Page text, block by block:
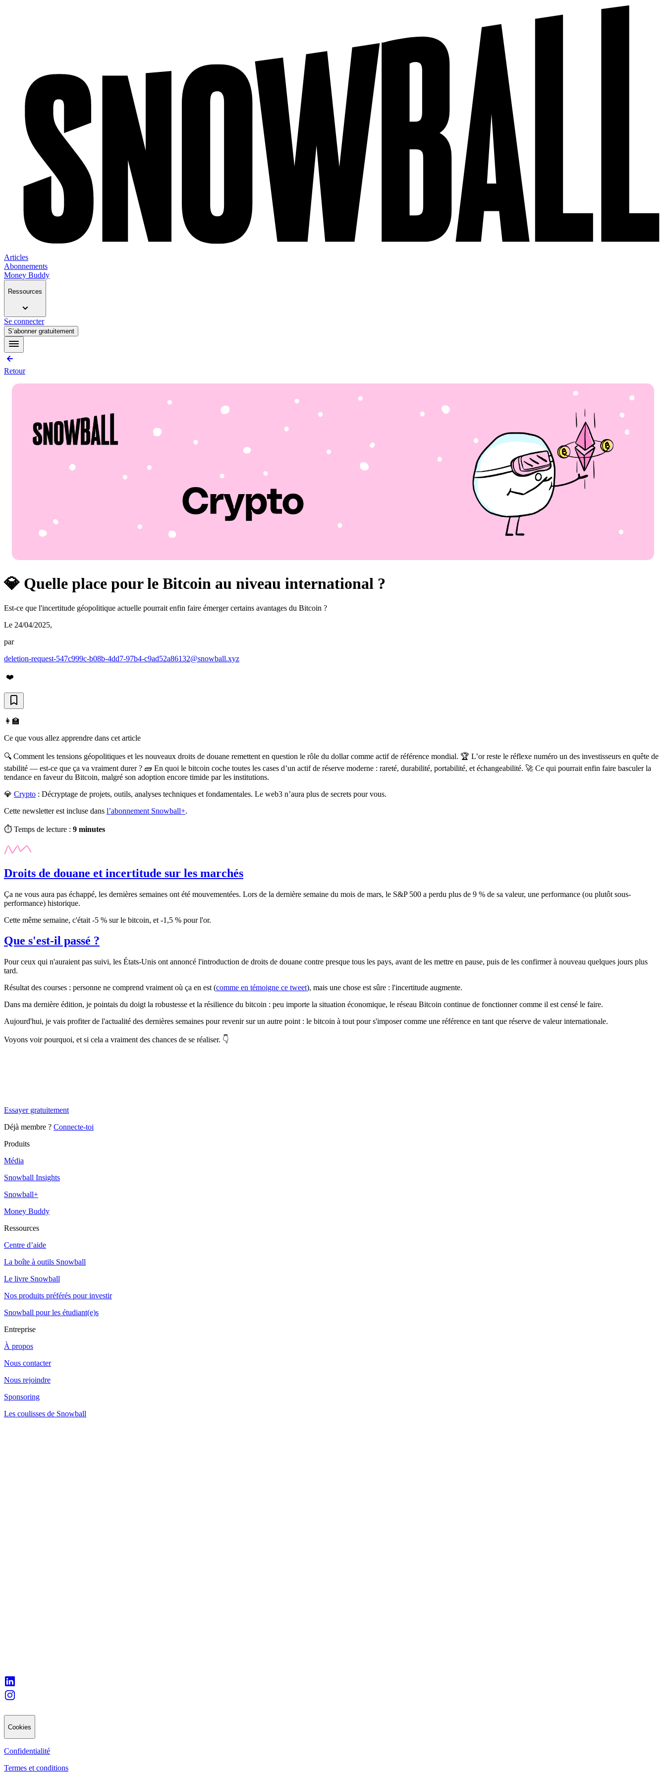
Articles
Abonnements
Money Buddy
Ressources
Se connecter
S’abonner gratuitement
Retour
💎 Quelle place pour le Bitcoin au niveau international ?
Est-ce que l'incertitude géopolitique actuelle pourrait enfin faire émerger certains avantages du Bitcoin ?
Le 24/04/2025,
par
deletion-request-547c999c-b08b-4dd7-97b4-c9ad52a86132@snowball.xyz
❤️
👩‍🏫
Ce que vous allez apprendre dans cet article
🔍 Comment les tensions géopolitiques et les nouveaux droits de douane remettent en question le rôle du dollar comme actif de référence mondial. 🏆 L’or reste le réflexe numéro un des investisseurs en quête de
stabilité — est-ce que ça va vraiment durer ? 🧱 En quoi le bitcoin coche toutes les cases d’un actif de réserve moderne : rareté, durabilité, portabilité, et échangeabilité. 🚀 Ce qui pourrait enfin faire basculer la
tendance en faveur du Bitcoin, malgré son adoption encore timide par les institutions.
💎 Crypto : Décryptage de projets, outils, analyses techniques et fondamentales. Le web3 n’aura plus de secrets pour vous.
Cette newsletter est incluse dans l’abonnement Snowball+.
⏱️ Temps de lecture : 9 minutes
Droits de douane et incertitude sur les marchés
Ça ne vous aura pas échappé, les dernières semaines ont été mouvementées. Lors de la dernière semaine du mois de mars, le S&P 500 a perdu plus de 9 % de sa valeur, une performance (ou plutôt sous-
performance) historique.
Cette même semaine, c'était -5 % sur le bitcoin, et -1,5 % pour l'or.
Que s'est-il passé ?
Pour ceux qui n'auraient pas suivi, les États-Unis ont annoncé l'introduction de droits de douane contre presque tous les pays, avant de les mettre en pause, puis de les confirmer à nouveau quelques jours plus
tard.
Résultat des courses : personne ne comprend vraiment où ça en est (comme en témoigne ce tweet), mais une chose est sûre : l'incertitude augmente.
Dans ma dernière édition, je pointais du doigt la robustesse et la résilience du bitcoin : peu importe la situation économique, le réseau Bitcoin continue de fonctionner comme il est censé le faire.
Aujourd'hui, je vais profiter de l'actualité des dernières semaines pour revenir sur un autre point : le bitcoin à tout pour s'imposer comme une référence en tant que réserve de valeur internationale.
Voyons voir pourquoi, et si cela a vraiment des chances de se réaliser. 👇
Essayer gratuitement
Déjà membre ? Connecte-toi
Produits
Média
Snowball Insights
Snowball+
Money Buddy
Ressources
Centre d’aide
La boîte à outils Snowball
Le livre Snowball
Nos produits préférés pour investir
Snowball pour les étudiant(e)s
Entreprise
À propos
Nous contacter
Nous rejoindre
Sponsoring
Les coulisses de Snowball
Cookies
Confidentialité
Termes et conditions